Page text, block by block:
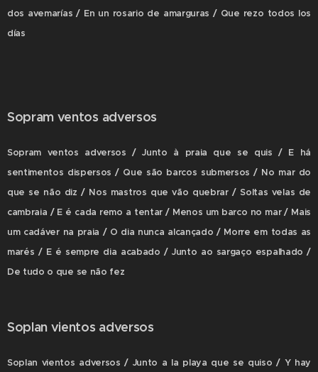
dos avemarías / En un rosario de amarguras / Que rezo todos los
días
Sopram ventos adversos
Sopram ventos adversos / Junto à praia que se quis / E há
sentimentos dispersos / Que são barcos submersos / No mar do
que se não diz / Nos mastros que vão quebrar / Soltas velas de
cambraia / E é cada remo a tentar / Menos um barco no mar / Mais
um cadáver na praia / O dia nunca alcançado / Morre em todas as
marés / E é sempre dia acabado / Junto ao sargaço espalhado /
De tudo o que se não fez
Soplan vientos adversos
Soplan vientos adversos / Junto a la playa que se quiso / Y hay